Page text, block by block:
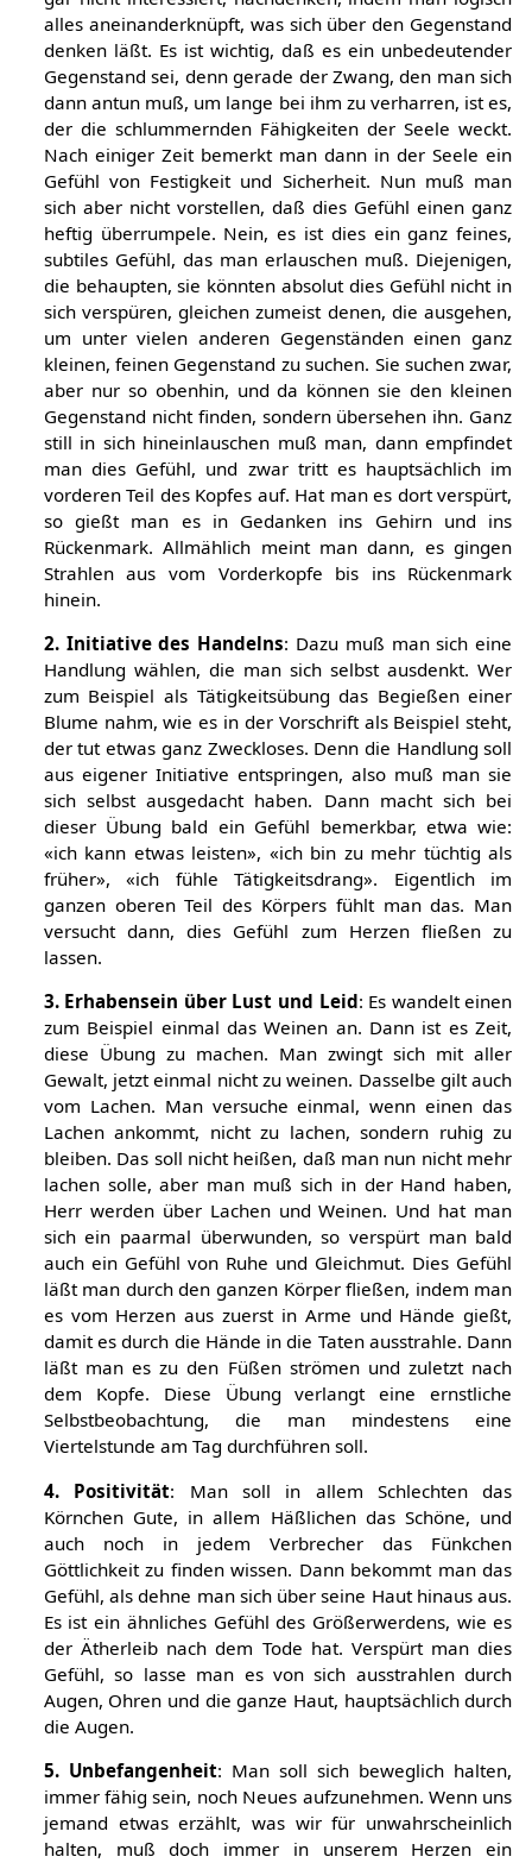
alles aneinanderknüpft, was sich über den Gegenstand
denken läßt. Es ist wichtig, daß es ein unbedeutender
Gegenstand sei, denn gerade der Zwang, den man sich
dann antun muß, um lange bei ihm zu verharren, ist es,
der die schlummernden Fähigkeiten der Seele weckt.
Nach einiger Zeit bemerkt man dann in der Seele ein
Gefühl von Festigkeit und Sicherheit. Nun muß man
sich aber nicht vorstellen, daß dies Gefühl einen ganz
heftig überrumpele. Nein, es ist dies ein ganz feines,
subtiles Gefühl, das man erlauschen muß. Diejenigen,
die behaupten, sie könnten absolut dies Gefühl nicht in
sich verspüren, gleichen zumeist denen, die ausgehen,
um unter vielen anderen Gegenständen einen ganz
kleinen, feinen Gegenstand zu suchen. Sie suchen zwar,
aber nur so obenhin, und da können sie den kleinen
Gegenstand nicht finden, sondern übersehen ihn. Ganz
still in sich hineinlauschen muß man, dann empfindet
man dies Gefühl, und zwar tritt es hauptsächlich im
vorderen Teil des Kopfes auf. Hat man es dort verspürt,
so gießt man es in Gedanken ins Gehirn und ins
Rückenmark. Allmählich meint man dann, es gingen
Strahlen aus vom Vorderkopfe bis ins Rückenmark
hinein.
2. Initiative des Handelns: Dazu muß man sich eine
Handlung wählen, die man sich selbst ausdenkt. Wer
zum Beispiel als Tätigkeitsübung das Begießen einer
Blume nahm, wie es in der Vorschrift als Beispiel steht,
der tut etwas ganz Zweckloses. Denn die Handlung soll
aus eigener Initiative entspringen, also muß man sie
sich selbst ausgedacht haben. Dann macht sich bei
dieser Übung bald ein Gefühl bemerkbar, etwa wie:
«ich kann etwas leisten», «ich bin zu mehr tüchtig als
früher», «ich fühle Tätigkeitsdrang». Eigentlich im
ganzen oberen Teil des Körpers fühlt man das. Man
versucht dann, dies Gefühl zum Herzen fließen zu
lassen.
3. Erhabensein über Lust und Leid: Es wandelt einen
zum Beispiel einmal das Weinen an. Dann ist es Zeit,
diese Übung zu machen. Man zwingt sich mit aller
Gewalt, jetzt einmal nicht zu weinen. Dasselbe gilt auch
vom Lachen. Man versuche einmal, wenn einen das
Lachen ankommt, nicht zu lachen, sondern ruhig zu
bleiben. Das soll nicht heißen, daß man nun nicht mehr
lachen solle, aber man muß sich in der Hand haben,
Herr werden über Lachen und Weinen. Und hat man
sich ein paarmal überwunden, so verspürt man bald
auch ein Gefühl von Ruhe und Gleichmut. Dies Gefühl
läßt man durch den ganzen Körper fließen, indem man
es vom Herzen aus zuerst in Arme und Hände gießt,
damit es durch die Hände in die Taten ausstrahle. Dann
läßt man es zu den Füßen strömen und zuletzt nach
dem Kopfe. Diese Übung verlangt eine ernstliche
Selbstbeobachtung, die man mindestens eine
Viertelstunde am Tag durchführen soll.
4. Positivität: Man soll in allem Schlechten das
Körnchen Gute, in allem Häßlichen das Schöne, und
auch noch in jedem Verbrecher das Fünkchen
Göttlichkeit zu finden wissen. Dann bekommt man das
Gefühl, als dehne man sich über seine Haut hinaus aus.
Es ist ein ähnliches Gefühl des Größerwerdens, wie es
der Ätherleib nach dem Tode hat. Verspürt man dies
Gefühl, so lasse man es von sich ausstrahlen durch
Augen, Ohren und die ganze Haut, hauptsächlich durch
die Augen.
5. Unbefangenheit: Man soll sich beweglich halten,
immer fähig sein, noch Neues aufzunehmen. Wenn uns
jemand etwas erzählt, was wir für unwahrscheinlich
halten, muß doch immer in unserem Herzen ein